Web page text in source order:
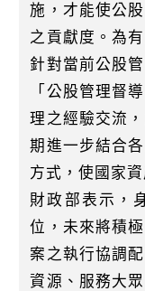
施，才能使公
之貢獻度。為
針對當前公股
「公股管理督
理之經驗交流
期進一步結合
方式，使國家
財政部表示，
位，未來將積
案之執行協調
資源、服務大